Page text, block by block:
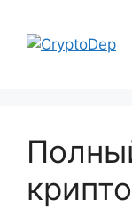
содержимому